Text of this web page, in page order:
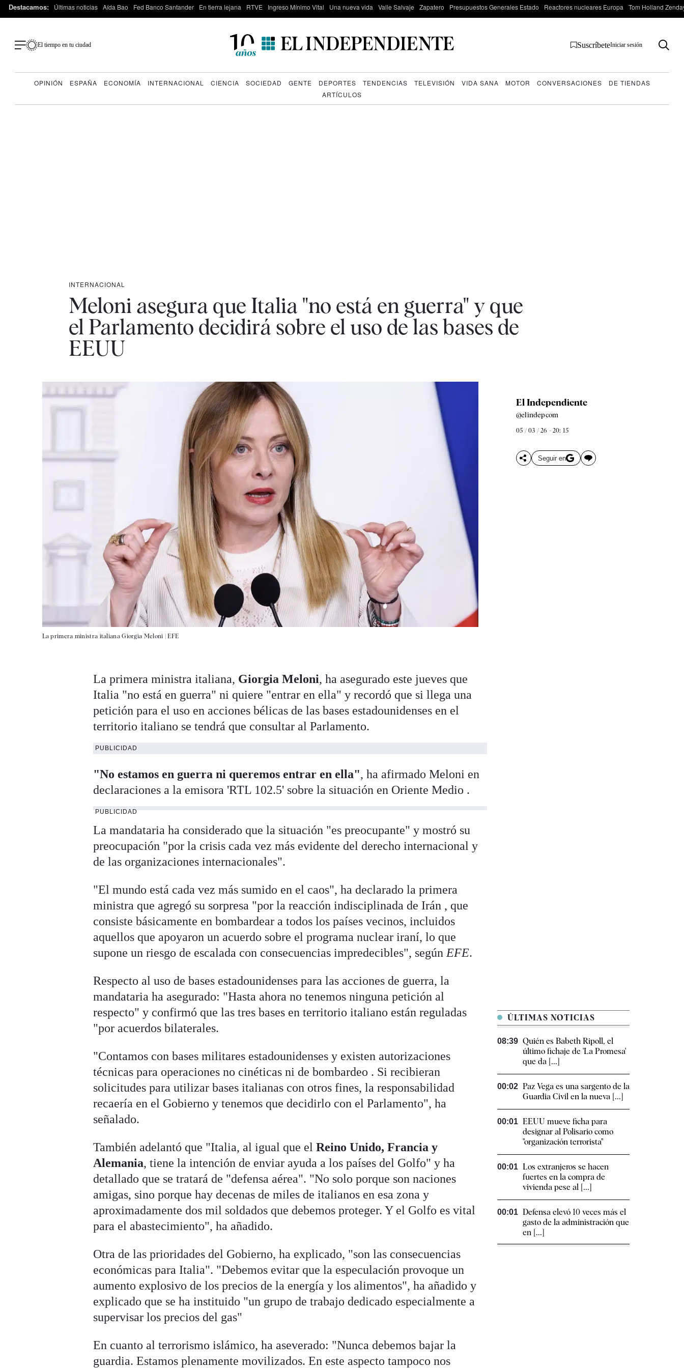
Destacamos: Últimas noticias Aída Bao Fed Banco Santander En tierra lejana RTVE Ingreso Mínimo Vital Una nueva vida Valle Salvaje Zapatero Presupuestos Generales Estado Reactores nucleares Europa Tom Holland
El tiempo en tu ciudad SuscríbeteIniciar sesión
OPINIÓN ESPAÑA ECONOMÍA INTERNACIONAL CIENCIA SOCIEDAD GENTE DEPORTES TENDENCIAS TELEVISIÓN VIDA SANA MOTOR CONVERSACIONES
DE TIENDAS
ARTÍCULOS
INTERNACIONAL
Meloni asegura que Italia "no está en guerra" y que
el Parlamento decidirá sobre el uso de las bases de
EEUU
La primera ministra italiana Giorgia Meloni |EFE
El Independiente
@elindepcom
05 / 03 / 26 - 20: 15
Seguir en
La primera ministra italiana, Giorgia Meloni, ha asegurado este jueves que
Italia "no está en guerra" ni quiere "entrar en ella" y recordó que si llega una
petición para el uso en acciones bélicas de las bases estadounidenses en el
territorio italiano se tendrá que consultar al Parlamento.
PUBLICIDAD
"No estamos en guerra ni queremos entrar en ella", ha afirmado Meloni en
declaraciones a la emisora 'RTL 102.5' sobre la situación en Oriente Medio .
PUBLICIDAD
La mandataria ha considerado que la situación "es preocupante" y mostró su
preocupación "por la crisis cada vez más evidente del derecho internacional y
de las organizaciones internacionales".
"El mundo está cada vez más sumido en el caos", ha declarado la primera
ministra que agregó su sorpresa "por la reacción indisciplinada de Irán , que
consiste básicamente en bombardear a todos los países vecinos, incluidos
aquellos que apoyaron un acuerdo sobre el programa nuclear iraní, lo que
supone un riesgo de escalada con consecuencias impredecibles", según EFE.
Respecto al uso de bases estadounidenses para las acciones de guerra, la
mandataria ha asegurado: "Hasta ahora no tenemos ninguna petición al
respecto" y confirmó que las tres bases en territorio italiano están reguladas
"por acuerdos bilaterales.
"Contamos con bases militares estadounidenses y existen autorizaciones
técnicas para operaciones no cinéticas ni de bombardeo . Si recibieran
solicitudes para utilizar bases italianas con otros fines, la responsabilidad
recaería en el Gobierno y tenemos que decidirlo con el Parlamento", ha
señalado.
También adelantó que "Italia, al igual que elReino Unido, Francia y
Alemania, tiene la intención de enviar ayuda a los países del Golfo" y ha
detallado que se tratará de "defensa aérea". "No solo porque son naciones
amigas, sino porque hay decenas de miles de italianos en esa zona y
aproximadamente dos mil soldados que debemos proteger. Y el Golfo es vital
para el abastecimiento", ha añadido.
Otra de las prioridades del Gobierno, ha explicado, "son las consecuencias
económicas para Italia". "Debemos evitar que la especulación provoque un
aumento explosivo de los precios de la energía y los alimentos", ha añadido y
explicado que se ha instituido "un grupo de trabajo dedicado especialmente a
supervisar los precios del gas"
En cuanto al terrorismo islámico, ha aseverado: "Nunca debemos bajar la
guardia. Estamos plenamente movilizados. En este aspecto tampoco nos
ÚLTIMAS NOTICIAS
08:39 Quién es Babeth Ripoll, el
último fichaje de 'La Promesa'
que da [...]
00:02 Paz Vega es una sargento de la
Guardia Civil en la nueva [...]
00:01 EEUU mueve ficha para
designar al Polisario como
"organización terrorista"
00:01 Los extranjeros se hacen
fuertes en la compra de
vivienda pese al [...]
00:01 Defensa elevó 10 veces más el
gasto de la administración que
en [...]